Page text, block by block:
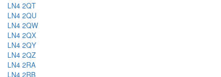
LN4 2QT
LN4 2QU
LN4 2QW
LN4 2QX
LN4 2QY
LN4 2QZ
LN4 2RA
LN4 2RB